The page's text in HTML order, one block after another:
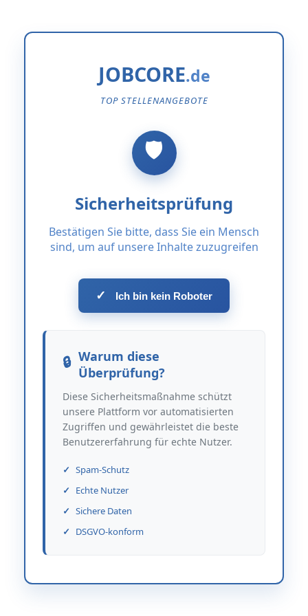
JOBCORE
TOP STELLENANGEBOTE
Sicherheitsprüfung
Bestätigen Sie bitte, dass Sie ein Mensch
sind, um auf unsere Inhalte zuzugreifen
✓ Ich bin kein Roboter
Warum diese
Überprüfung?
Diese Sicherheitsmaßnahme schützt
unsere Plattform vor automatisierten
Zugriffen und gewährleistet die beste
Benutzererfahrung für echte Nutzer.
Spam-Schutz
Echte Nutzer
Sichere Daten
DSGVO-konform